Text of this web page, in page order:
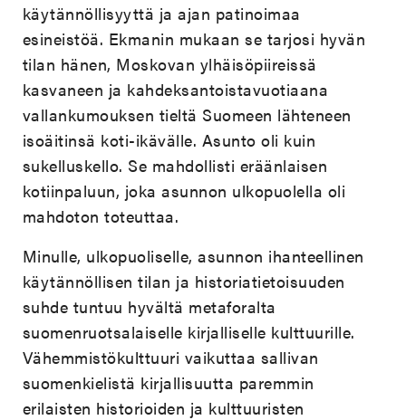
käytännöllisyyttä ja ajan patinoimaa
esineistöä. Ekmanin mukaan se tarjosi hyvän
tilan hänen, Moskovan ylhäisöpiireissä
kasvaneen ja kahdeksantoistavuotiaana
vallankumouksen tieltä Suomeen lähteneen
isoäitinsä koti-ikävälle. Asunto oli kuin
sukelluskello. Se mahdollisti eräänlaisen
kotiinpaluun, joka asunnon ulkopuolella oli
mahdoton toteuttaa.
Minulle, ulkopuoliselle, asunnon ihanteellinen
käytännöllisen tilan ja historiatietoisuuden
suhde tuntuu hyvältä metaforalta
suomenruotsalaiselle kirjalliselle kulttuurille.
Vähemmistökulttuuri vaikuttaa sallivan
suomenkielistä kirjallisuutta paremmin
erilaisten historioiden ja kulttuuristen